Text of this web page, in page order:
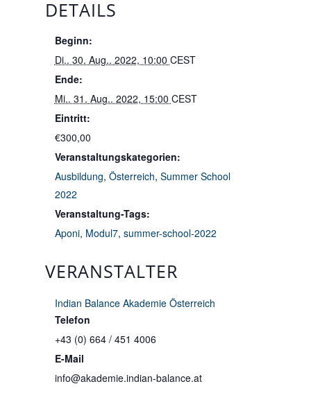
DETAILS
Beginn:
Di.. 30. Aug.. 2022, 10:00 CEST
Ende:
Mi.. 31. Aug.. 2022, 15:00 CEST
Eintritt:
€300,00
Veranstaltungskategorien:
Ausbildung, Österreich, Summer School
2022
Veranstaltung-Tags:
Aponi, Modul7, summer-school-2022
VERANSTALTER
Indian Balance Akademie Österreich
Telefon
+43 (0) 664 / 451 4006
E-Mail
info@akademie.indian-balance.at